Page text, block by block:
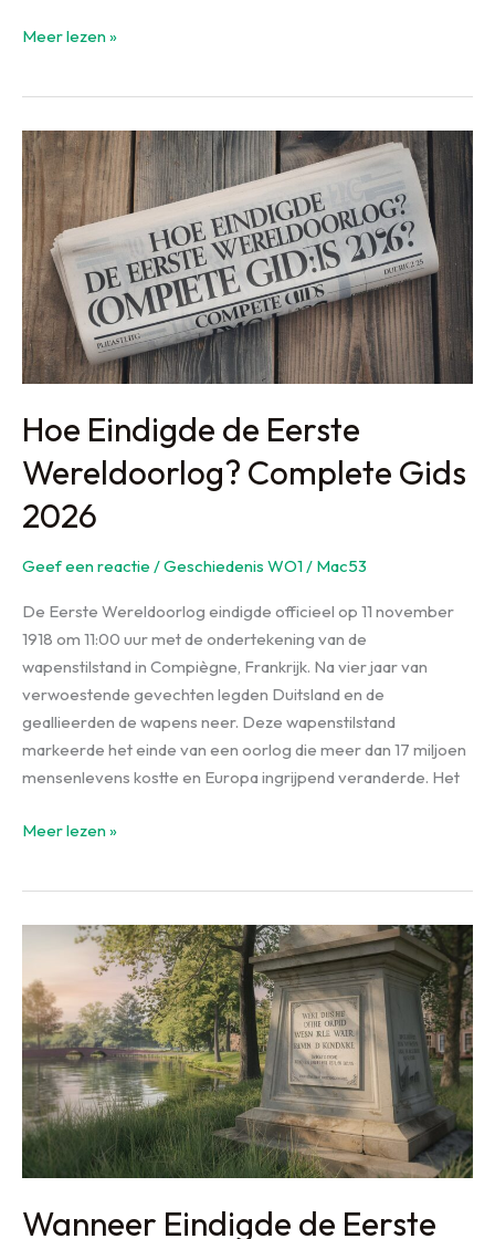
In
Ieper:
Compleet
Bezoekgids
2026
Meer lezen »
Hoe Eindigde de Eerste
Wereldoorlog? Complete Gids
2026
Geef een reactie /Geschiedenis WO1/ Mac53
De Eerste Wereldoorlog eindigde officieel op 11 november
1918 om 11:00 uur met de ondertekening van de
wapenstilstand in Compiègne, Frankrijk. Na vier jaar van
verwoestende gevechten legden Duitsland en de
geallieerden de wapens neer. Deze wapenstilstand
markeerde het einde van een oorlog die meer dan 17 miljoen
mensenlevens kostte en Europa ingrijpend veranderde. Het
Hoe
Wereldoorlog?
Complete
Gids
2026
Meer lezen »
Wanneer Eindigde de Eerste